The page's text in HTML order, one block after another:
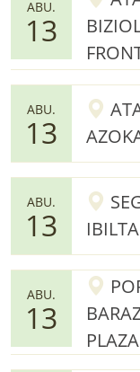
ABU.
13
ABU.
13
ABU.
13
ABU.
13